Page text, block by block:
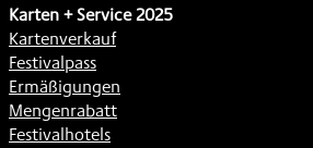
Karten + Service 2025
Kartenverkauf
Festivalpass
Ermäßigungen
Mengenrabatt
Festivalhotels